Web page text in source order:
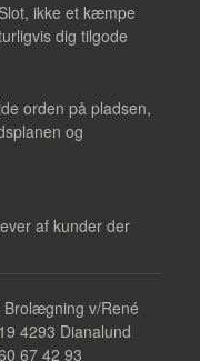
ikke et kæmpe
dig tilgode
orden på pladsen,
og
af kunder der
v/René
4293 Dianalund
67 42 93